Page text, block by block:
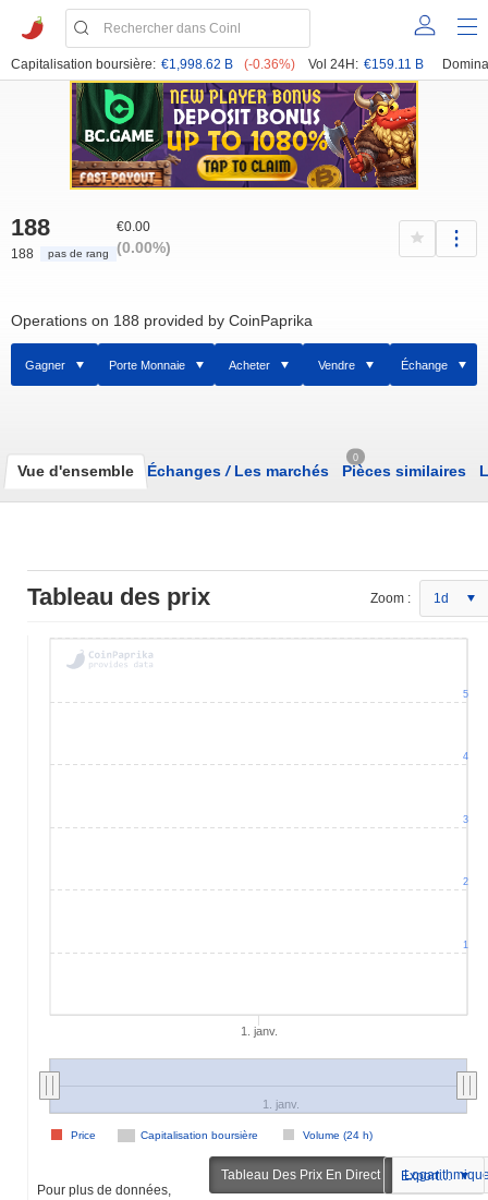
Capitalisation boursière: €1,998.62 B (-0.36%) Vol 24H: €159.11 B
188
188 pas de rang
€0.00
(0.00%)
Operations on 188 provided by CoinPaprika
Gagner Porte Monnaie Acheter Vendre Échange
Vue d'ensemble Échanges /Les marchés
0
Pièces similaires
Tableau des prix Zoom : 1d
1. janv.
Capitalisation boursière Volume (24 h)
Price
1. janv.
1
2
3
4
5
Pour plus de données,
Tableau Des Prix En Direct Exportation